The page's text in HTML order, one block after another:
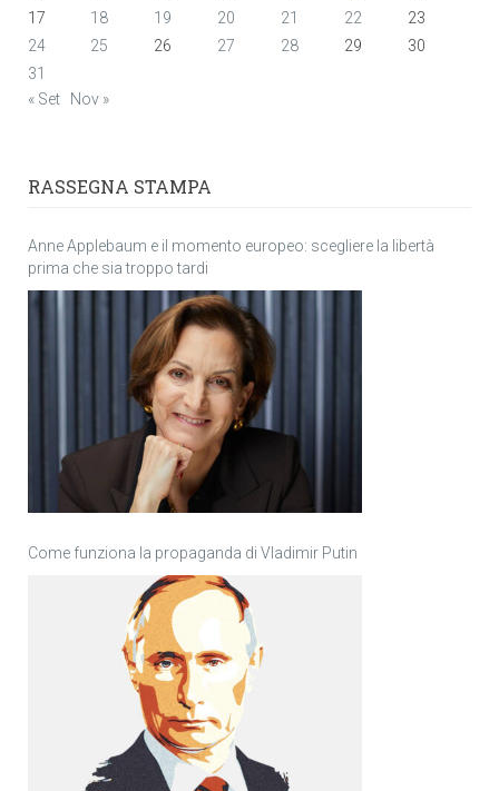
17
18 19 20 21 22
23
24
25 26 27 28 29
30
31
« Set
Nov »
RASSEGNA STAMPA
Anne Applebaum e il momento europeo: scegliere la libertà
prima che sia troppo tardi
Come funziona la propaganda di Vladimir Putin